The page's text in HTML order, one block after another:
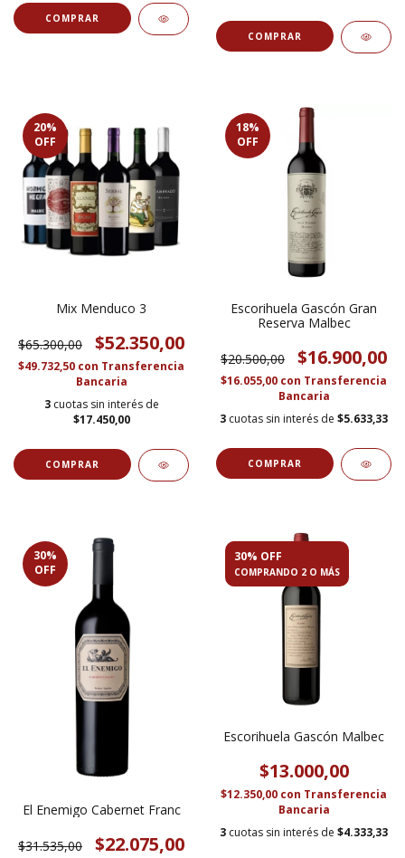
20%
OFF
Mix Menduco 3
$65.300,00 $52.350,00
$49.732,50 con Transferencia
Bancaria
3 cuotas sin interés de
$17.450,00
18%
OFF
Escorihuela Gascón Gran
Reserva Malbec
$20.500,00 $16.900,00
$16.055,00 con Transferencia
Bancaria
3 cuotas sin interés de $5.633,33
30%
OFF
El Enemigo Cabernet Franc
$31.535,00 $22.075,00
30% OFF
COMPRANDO 2 O MÁS
Escorihuela Gascón Malbec
$13.000,00
$12.350,00 con Transferencia
Bancaria
3 cuotas sin interés de $4.333,33